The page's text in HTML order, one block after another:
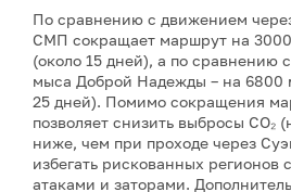
По сравнению с движением
СМП сокращает маршрут на
(около 15 дней), а по сравнению
мыса Доброй Надежды – на 6800
25 дней). Помимо сокращения
позволяет снизить выбросы
ниже, чем при проходе через
избегать рискованных регионов
атаками и заторами.